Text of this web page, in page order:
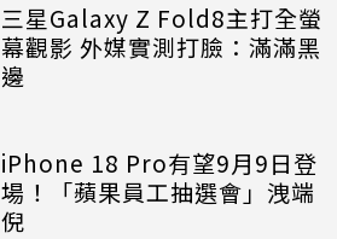
三星Galaxy Z Fold8主打全螢
幕觀影 外媒實測打臉：滿滿黑
邊
iPhone 18 Pro有望9月9日登
場！「蘋果員工抽選會」洩端
倪